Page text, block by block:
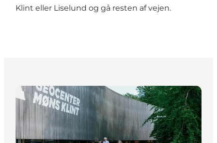
Klint eller Liselund og gå resten af vejen.